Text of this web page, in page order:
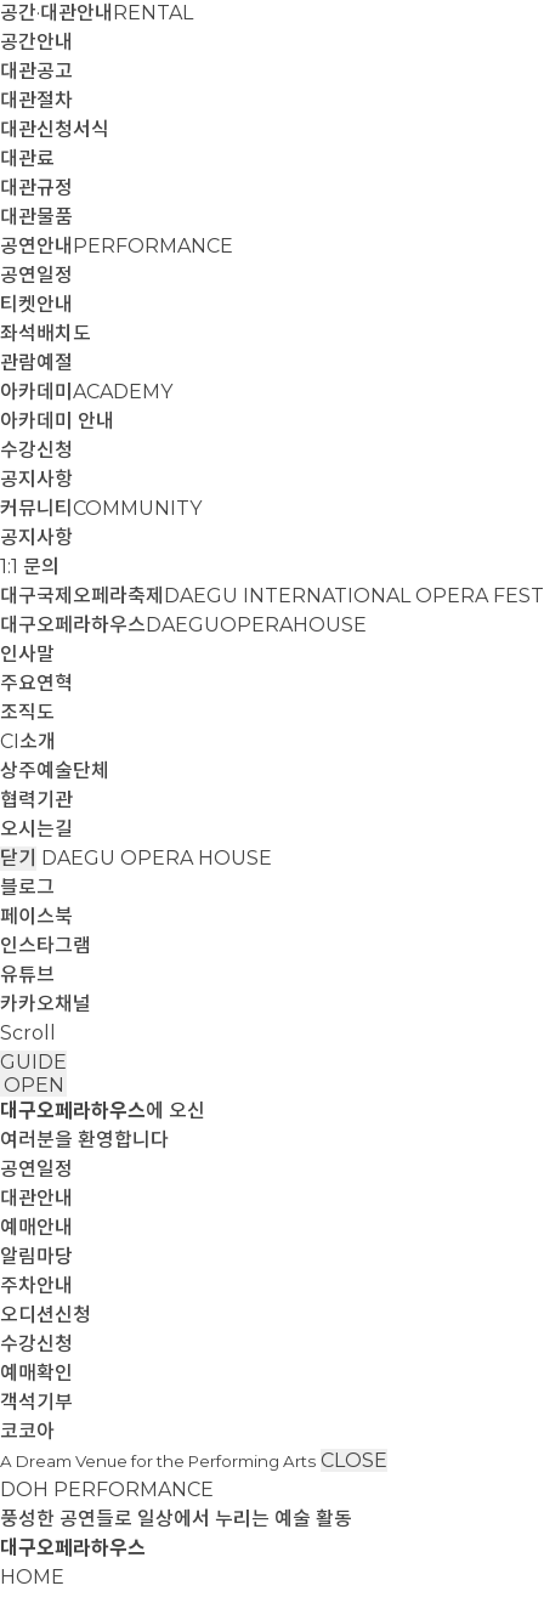
공간·대관안내 RENTAL
공간안내
대관공고
대관절차
대관신청서식
대관료
대관규정
대관물품
공연안내 PERFORMANCE
공연일정
티켓안내
좌석배치도
관람예절
아카데미 ACADEMY
아카데미 안내
수강신청
공지사항
커뮤니티 COMMUNITY
공지사항
1:1 문의
대구국제오페라축제 DAEGU INTERNATIONAL OPERA
대구오페라하우스DAEGUOPERAHOUSE
인사말
주요연혁
조직도
CI소개
상주예술단체
협력기관
오시는길
닫기 DAEGU OPERA HOUSE
블로그
페이스북
인스타그램
유튜브
카카오채널
Scroll
GUIDE
OPEN
대구오페라하우스에 오신
여러분을 환영합니다
공연일정
대관안내
예매안내
알림마당
주차안내
오디션신청
수강신청
예매확인
객석기부
코코아
A Dream Venue for the Performing Arts CLOSE
DOH PERFORMANCE
풍성한 공연들로 일상에서 누리는 예술 활동
대구오페라하우스
HOME